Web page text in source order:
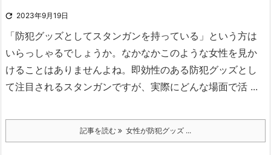
 2023年9月19日
「防犯グッズとしてスタンガンを持っている」という方は
いらっしゃるでしょうか。 なかなかこのような女性を見か
けることはありませんよね。 即効性のある防犯グッズとし
て注目されるスタンガンですが、実際にどんな場面で活 ...
記事を読む 女性が防犯グッズ ...